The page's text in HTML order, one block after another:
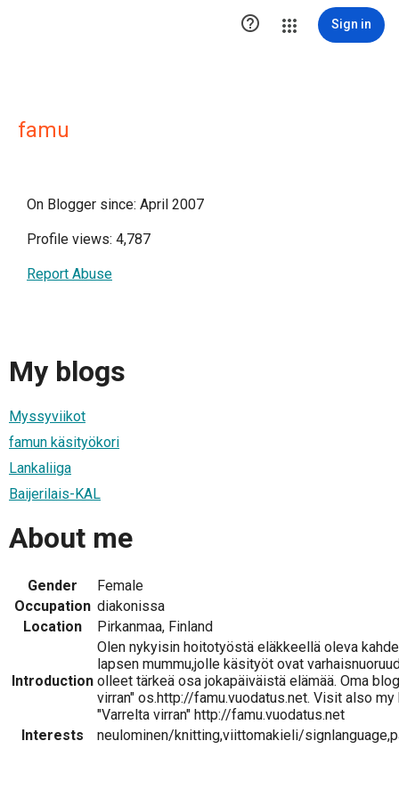
 Sign in
famu
On Blogger since: April 2007
Profile views: 4,787
Report Abuse
My blogs
Myssyviikot
famun käsityökori
Lankaliiga
Baijerilais-KAL
About me
Gender
Female
Occupation diakonissa
Location
Pirkanmaa, Finland
Introduction
Olen nykyisin hoitotyöstä eläkkeellä oleva
lapsen mummu,jolle käsityöt ovat
olleet tärkeä osa jokapäiväistä elämää. Oma
virran" os.http://famu.vuodatus.net. Visit also
"Varrelta virran" http://famu.vuodatus.net
Interests
neulominen/knitting,viittomakieli/